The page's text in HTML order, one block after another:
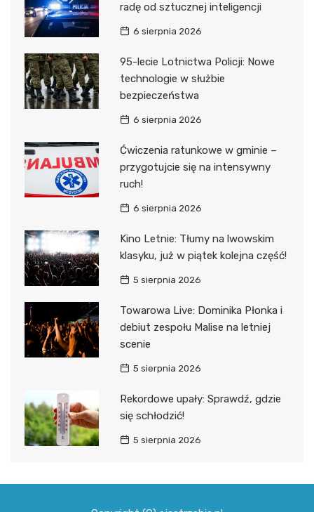
radę od sztucznej inteligencji
6 sierpnia 2026
95-lecie Lotnictwa Policji: Nowe
technologie w służbie
bezpieczeństwa
6 sierpnia 2026
Ćwiczenia ratunkowe w gminie –
przygotujcie się na intensywny
ruch!
6 sierpnia 2026
Kino Letnie: Tłumy na lwowskim
klasyku, już w piątek kolejna część!
5 sierpnia 2026
Towarowa Live: Dominika Płonka i
debiut zespołu Malise na letniej
scenie
5 sierpnia 2026
Rekordowe upały: Sprawdź, gdzie
się schłodzić!
5 sierpnia 2026